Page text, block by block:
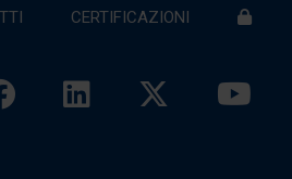
CERTIFICAZIONI